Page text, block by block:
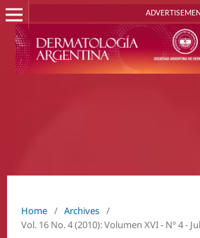
Home / Archives /
Vol. 16 No. 4 (2010): Volumen XVI - Nº 4 -